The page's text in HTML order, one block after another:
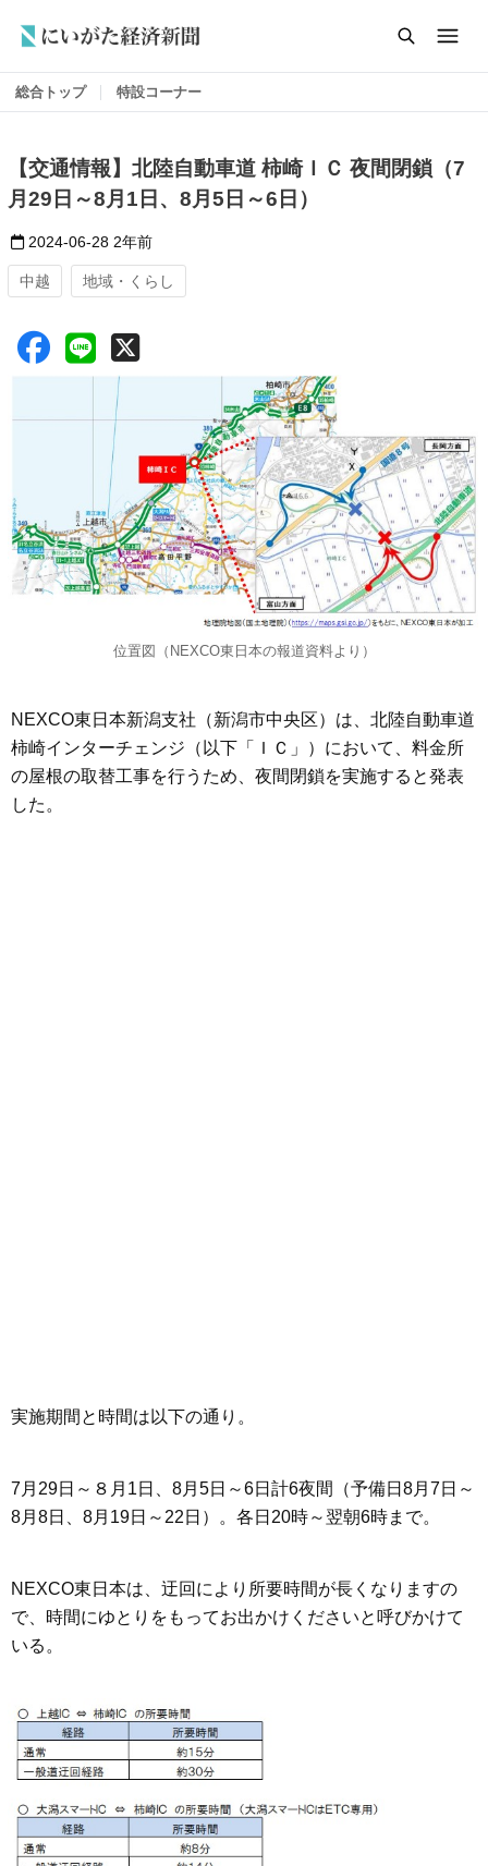
総合トップ 特設コーナー
【交通情報】北陸自動車道 柿崎ＩＣ 夜間閉鎖（7
月29日～8月1日、8月5日～6日）
2024-06-28 2年前
中越 地域・くらし
位置図（NEXCO東日本の報道資料より）
NEXCO東日本新潟支社（新潟市中央区）は、北陸自動車道
柿崎インターチェンジ（以下「ＩＣ」）において、料金所
の屋根の取替工事を行うため、夜間閉鎖を実施すると発表
した。
実施期間と時間は以下の通り。
7月29日～８月1日、8月5日～6日計6夜間（予備日8月7日～
8月8日、8月19日～22日）。各日20時～翌朝6時まで。
NEXCO東日本は、迂回により所要時間が長くなりますの
で、時間にゆとりをもってお出かけくださいと呼びかけて
いる。